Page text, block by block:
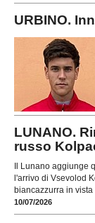
URBINO.
LUNANO.
russo
Il Lunano aggiunge
l'arrivo di Vsevolod
biancazzurra in
10/07/2026